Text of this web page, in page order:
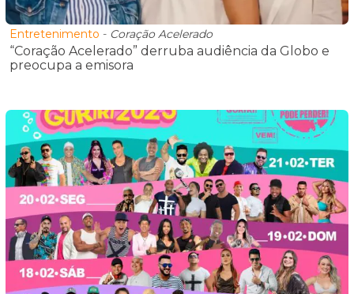
Entretenimento - Coração Acelerado
“Coração Acelerado” derruba audiência da Globo e
preocupa a emisora